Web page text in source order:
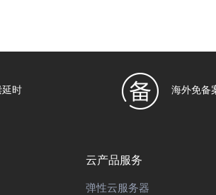
延时 海外免备
云产品服务
弹性云服务器